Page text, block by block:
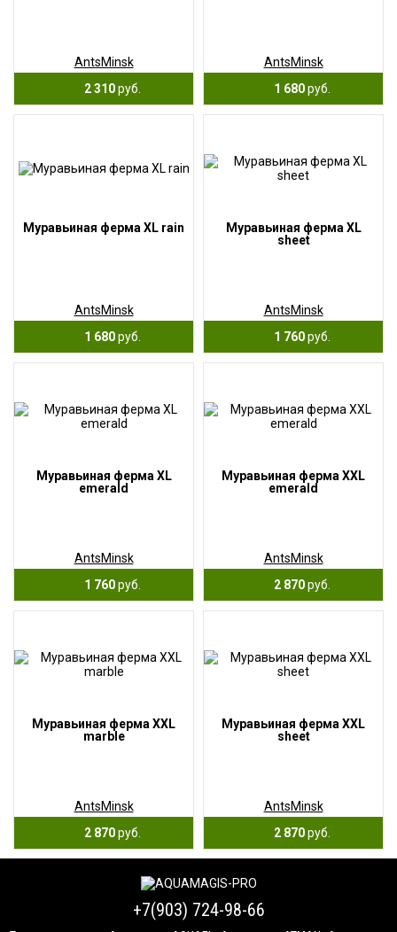
AntsMinsk
2 310руб.
AntsMinsk
1 680руб.
Муравьиная ферма XL rain
AntsMinsk
1 680руб.
Муравьиная ферма XL
sheet
AntsMinsk
1 760руб.
Муравьиная ферма XL
emerald
AntsMinsk
1 760руб.
Муравьиная ферма XXL
emerald
AntsMinsk
2 870руб.
Муравьиная ферма XXL
marble
AntsMinsk
2 870руб.
Муравьиная ферма XXL
sheet
AntsMinsk
2 870руб.
+7(903) 724-98-66